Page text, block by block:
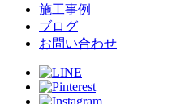
施工事例
ブログ
お問い合わせ